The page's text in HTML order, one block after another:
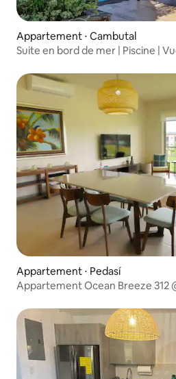
Appartement ⋅ Cambutal
Suite en bord de mer | Piscine |
Appartement ⋅ Pedasí
Appartement Ocean Breeze 312